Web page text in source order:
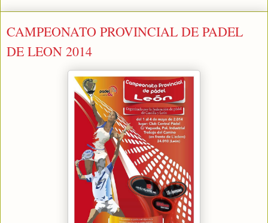
CAMPEONATO PROVINCIAL DE PADEL
DE LEON 2014